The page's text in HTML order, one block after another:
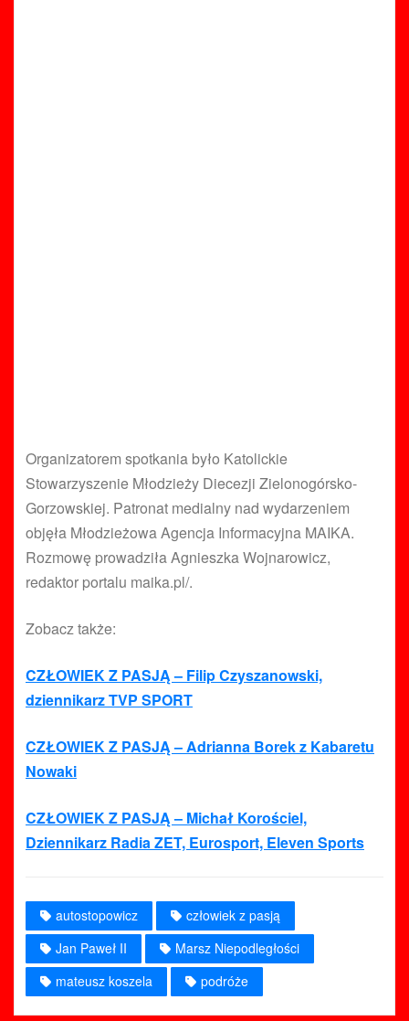
Organizatorem spotkania było Katolickie
Stowarzyszenie Młodzieży Diecezji Zielonogórsko-
Gorzowskiej. Patronat medialny nad wydarzeniem
objęła Młodzieżowa Agencja Informacyjna MAIKA.
Rozmowę prowadziła Agnieszka Wojnarowicz,
redaktor portalu maika.pl/.
Zobacz także:
CZŁOWIEK Z PASJĄ – Filip Czyszanowski,
dziennikarz TVP SPORT
CZŁOWIEK Z PASJĄ – Adrianna Borek z Kabaretu
Nowaki
CZŁOWIEK Z PASJĄ – Michał Korościel,
Dziennikarz Radia ZET, Eurosport, Eleven Sports
autostopowicz
człowiek z pasją
Jan Paweł II
Marsz Niepodległości
mateusz koszela
podróże